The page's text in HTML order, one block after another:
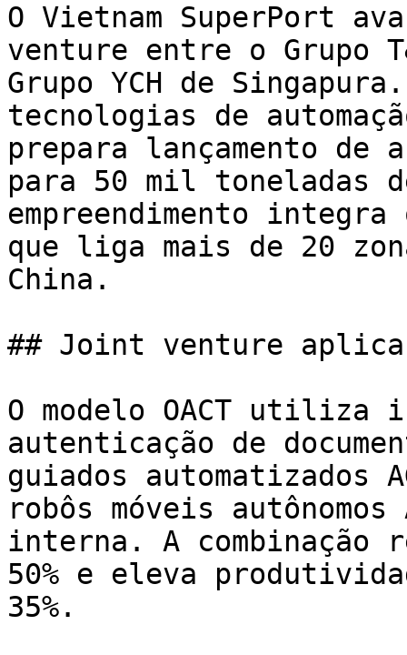
O Vietnam SuperPort
venture entre o Grupo
Grupo YCH de
tecnologias de
prepara lançamento de
para 50 mil toneladas
empreendimento
que liga mais de 20
China.
## Joint venture aplica
O modelo OACT
autenticação de
guiados automatizados
robôs móveis autônomos
interna. A combinação
50% e eleva
35%.